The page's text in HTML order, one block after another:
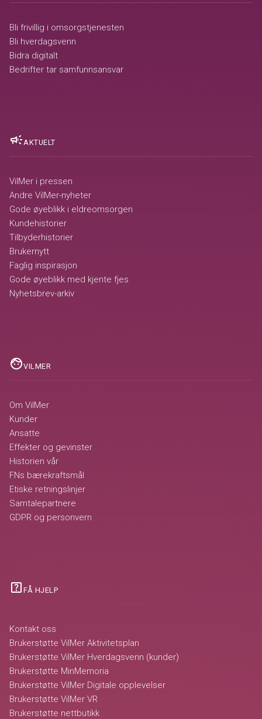
Bli frivillig i omsorgstjenesten
Bli hverdagsvenn
Bidra digitalt
Bedrifter tar samfunnsansvar
campaignAKTUELT
VilMer i pressen
Andre VilMer-nyheter
Gode øyeblikk i eldreomsorgen
Kundehistorier
Tilbyderhistorier
Brukernytt
Faglig inspirasjon
Gode øyeblikk med kjente fjes
Nyhetsbrev-arkiv
faceVILMER
Om VilMer
Kunder
Ansatte
Effekter og gevinster
Historien vår
FNs bærekraftsmål
Etiske retningslinjer
Samtalepartnere
GDPR og personvern
help_center FÅ HJELP
Kontakt oss
Brukerstøtte VilMer Aktivitetsplan
Brukerstøtte VilMer Hverdagsvenn (kunder)
Brukerstøtte MinMemoria
Brukerstøtte VilMer Digitale opplevelser
Brukerstøtte VilMer VR
Brukerstøtte nettbutikk